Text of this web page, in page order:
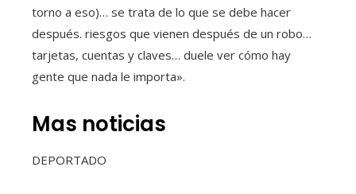
torno a eso)… se trata de lo que se debe hacer
después. riesgos que vienen después de un robo…
tarjetas, cuentas y claves… duele ver cómo hay
gente que nada le importa».
Mas noticias
DEPORTADO